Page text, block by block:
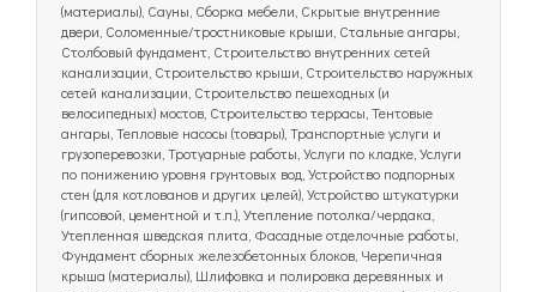
(материалы), Сауны, Сборка мебели, Скрытые внутренние
двери, Соломенные/тростниковые крыши, Стальные ангары,
Столбовый фундамент, Строительство внутренних сетей
канализации, Строительство крыши, Строительство наружных
сетей канализации, Строительство пешеходных (и
велосипедных) мостов, Строительство террасы, Тентовые
ангары, Тепловые насосы (товары), Транспортные услуги и
грузоперевозки, Тротуарные работы, Услуги по кладке, Услуги
по понижению уровня грунтовых вод, Устройство подпорных
стен (для котлованов и других целей), Устройство штукатурки
(гипсовой, цементной и т.п.), Утепление потолка/чердака,
Утепленная шведская плита, Фасадные отделочные работы,
Фундамент сборных железобетонных блоков, Черепичная
крыша (материалы), Шлифовка и полировка деревянных и